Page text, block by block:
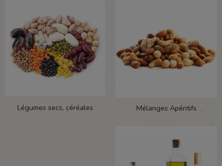
Légumes secs, céréales Mélanges Apéritifs